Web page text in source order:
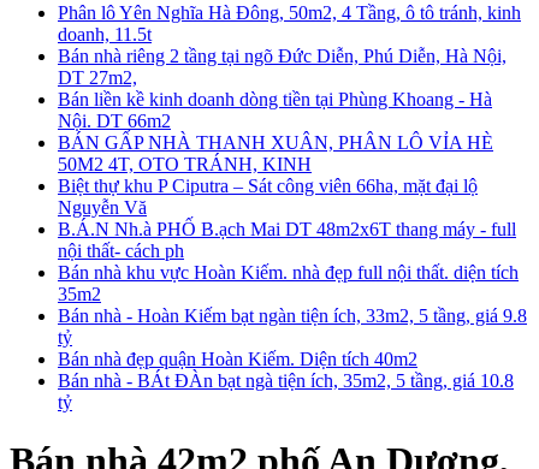
Phân lô Yên Nghĩa Hà Đông, 50m2, 4 Tầng, ô tô tránh, kinh
doanh, 11.5t
Bán nhà riêng 2 tầng tại ngõ Đức Diễn, Phú Diễn, Hà Nội,
DT 27m2,
Bán liền kề kinh doanh dòng tiền tại Phùng Khoang - Hà
Nội. DT 66m2
BÁN GẤP NHÀ THANH XUÂN, PHÂN LÔ VỈA HÈ
50M2 4T, OTO TRÁNH, KINH
Biệt thự khu P Ciputra – Sát công viên 66ha, mặt đại lộ
Nguyễn Vă
B.Á.N Nh.à PHỐ B.ạch Mai DT 48m2x6T thang máy - full
nội thất- cách ph
Bán nhà khu vực Hoàn Kiếm. nhà đẹp full nội thất. diện tích
35m2
Bán nhà - Hoàn Kiếm bạt ngàn tiện ích, 33m2, 5 tầng, giá 9.8
tỷ
Bán nhà đẹp quận Hoàn Kiếm. Diện tích 40m2
Bán nhà - BÁt ĐÀn bạt ngà tiện ích, 35m2, 5 tầng, giá 10.8
tỷ